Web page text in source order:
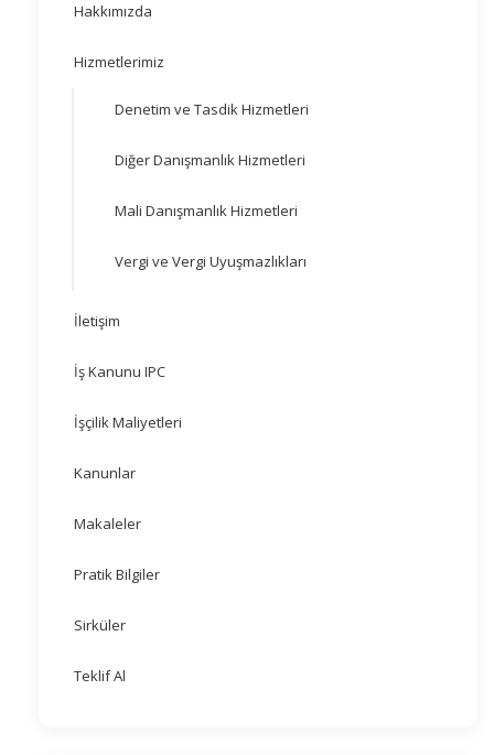
Hakkımızda
Hizmetlerimiz
Denetim ve Tasdik Hizmetleri
Diğer Danışmanlık Hizmetleri
Mali Danışmanlık Hizmetleri
Vergi ve Vergi Uyuşmazlıkları
İletişim
İş Kanunu IPC
İşçilik Maliyetleri
Kanunlar
Makaleler
Pratik Bilgiler
Sirküler
Teklif Al